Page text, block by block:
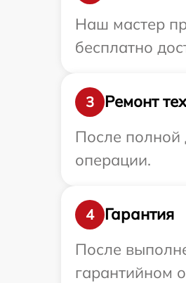
Наш мастер
бесплатно
3
Ремонт
После полной
операции.
4
Гарантия
После
гарантийном